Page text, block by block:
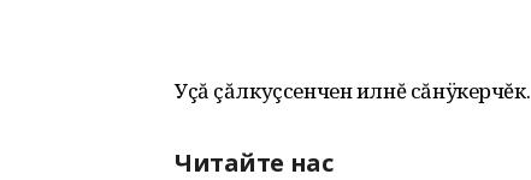
Уçă çăлкуçсенчен илнĕ сăнÿкерчĕк.
Читайте нас